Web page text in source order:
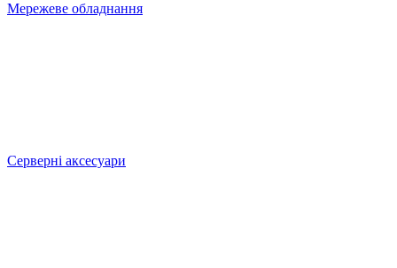
Мережеве обладнання
Серверні аксесуари